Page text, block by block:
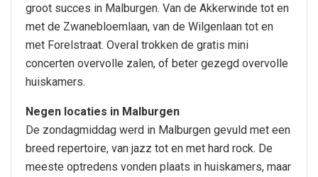
groot succes in Malburgen. Van de Akkerwinde tot en
met de Zwanebloemlaan, van de Wilgenlaan tot en
met Forelstraat. Overal trokken de gratis mini
concerten overvolle zalen, of beter gezegd overvolle
huiskamers.
Negen locaties in Malburgen
De zondagmiddag werd in Malburgen gevuld met een
breed repertoire, van jazz tot en met hard rock. De
meeste optredens vonden plaats in huiskamers, maar